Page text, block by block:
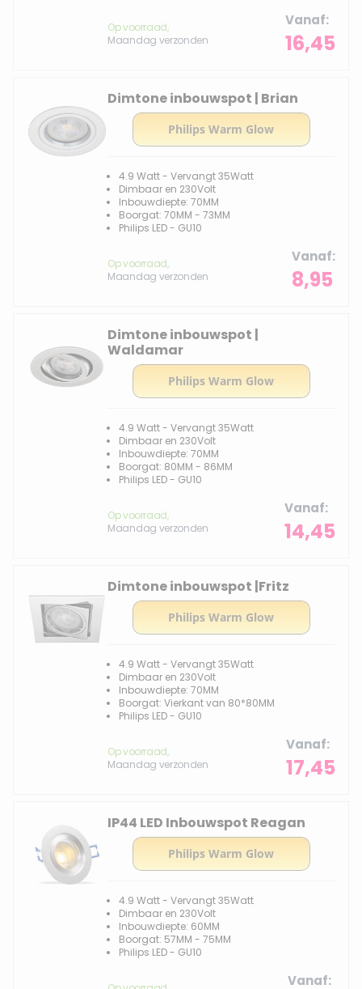
Op voorraad,
Maandag verzonden
Vanaf
16,45
Dimtone inbouwspot | Brian
4.9 Watt - Vervangt 35Watt
Dimbaar en 230Volt
Inbouwdiepte: 70MM
Boorgat: 70MM - 73MM
Philips LED - GU10
Op voorraad,
Maandag verzonden
Vanaf
8,95
Dimtone inbouwspot |
Waldamar
4.9 Watt - Vervangt 35Watt
Dimbaar en 230Volt
Inbouwdiepte: 70MM
Boorgat: 80MM - 86MM
Philips LED - GU10
Op voorraad,
Maandag verzonden
Vanaf
14,45
Dimtone inbouwspot |Fritz
4.9 Watt - Vervangt 35Watt
Dimbaar en 230Volt
Inbouwdiepte: 70MM
Boorgat: Vierkant van 80*80MM
Philips LED - GU10
Op voorraad,
Maandag verzonden
Vanaf
17,45
IP44 LED Inbouwspot Reagan
4.9 Watt - Vervangt 35Watt
Dimbaar en 230Volt
Inbouwdiepte: 60MM
Boorgat: 57MM - 75MM
Philips LED - GU10
Vanaf